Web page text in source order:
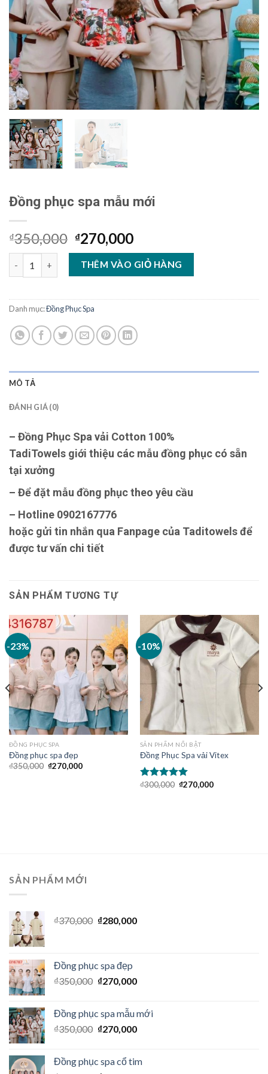
Đồng phục spa mẫu mới
₫350,000 ₫270,000
Đồng phục spa mẫu mới số lượng
THÊM VÀO GIỎ HÀNG
Danh mục:Đồng Phục Spa
MÔ TẢ
ĐÁNH GIÁ (0)
– Đồng Phục Spa vải Cotton 100%
TadiTowels giới thiệu các mẫu đồng phục có sẵn
tại xưởng
– Để đặt mẫu đồng phục theo yêu cầu
– Hotline 0902167776
hoặc gửi tin nhắn qua Fanpage của Taditowels để
được tư vấn chi tiết
SẢN PHẨM TƯƠNG TỰ
-23%
ĐỒNG PHỤC SPA
Đồng phục spa đẹp
₫350,000 ₫270,000
-10%
SẢN PHẨM NỔI BẬT
Đồng Phục Spa vải Vitex
Được xếp
₫300,000 ₫270,000
SẢN PHẨM MỚI
₫370,000 ₫280,000
Đồng phục spa đẹp
₫350,000 ₫270,000
Đồng phục spa mẫu mới
₫350,000 ₫270,000
Đồng phục spa cổ tim